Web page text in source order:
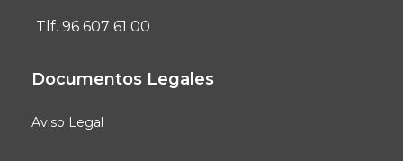
Tlf. 96 607 61 00
Documentos Legales
Aviso Legal